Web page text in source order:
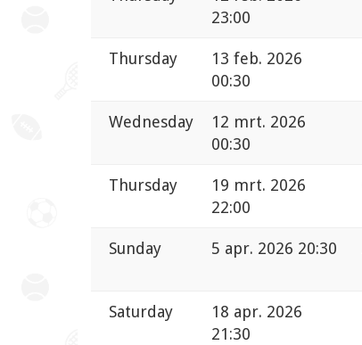
23:00
Thursday
13 feb. 2026
00:30
Wednesday
12 mrt. 2026
00:30
Thursday
19 mrt. 2026
22:00
Sunday 5 apr. 2026 20:30
Saturday
18 apr. 2026
21:30